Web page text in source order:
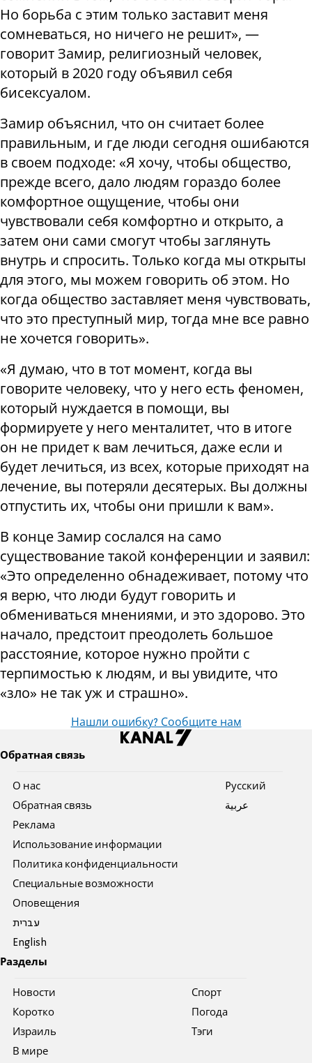
Но борьба с этим только заставит меня
сомневаться, но ничего не решит», —
говорит Замир, религиозный человек,
который в 2020 году объявил себя
бисексуалом.
Замир объяснил, что он считает более
правильным, и где люди сегодня ошибаются
в своем подходе: «Я хочу, чтобы общество,
прежде всего, дало людям гораздо более
комфортное ощущение, чтобы они
чувствовали себя комфортно и открыто, а
затем они сами смогут чтобы заглянуть
внутрь и спросить. Только когда мы открыты
для этого, мы можем говорить об этом. Но
когда общество заставляет меня чувствовать,
что это преступный мир, тогда мне все равно
не хочется говорить».
«Я думаю, что в тот момент, когда вы
говорите человеку, что у него есть феномен,
который нуждается в помощи, вы
формируете у него менталитет, что в итоге
он не придет к вам лечиться, даже если и
будет лечиться, из всех, которые приходят на
лечение, вы потеряли десятерых. Вы должны
отпустить их, чтобы они пришли к вам».
В конце Замир сослался на само
существование такой конференции и заявил:
«Это определенно обнадеживает, потому что
я верю, что люди будут говорить и
обмениваться мнениями, и это здорово. Это
начало, предстоит преодолеть большое
расстояние, которое нужно пройти с
терпимостью к людям, и вы увидите, что
«зло» не так уж и страшно».
Нашли ошибку? Сообщите нам
Обратная связь
О нас
Обратная связь
Реклама
Использование информации
Политика конфиденциальности
Специальные возможности
Оповещения
עברית
English
Pусский
عربية
Разделы
Новости
Коротко
Израиль
В мире
Спорт
Погода
Тэги